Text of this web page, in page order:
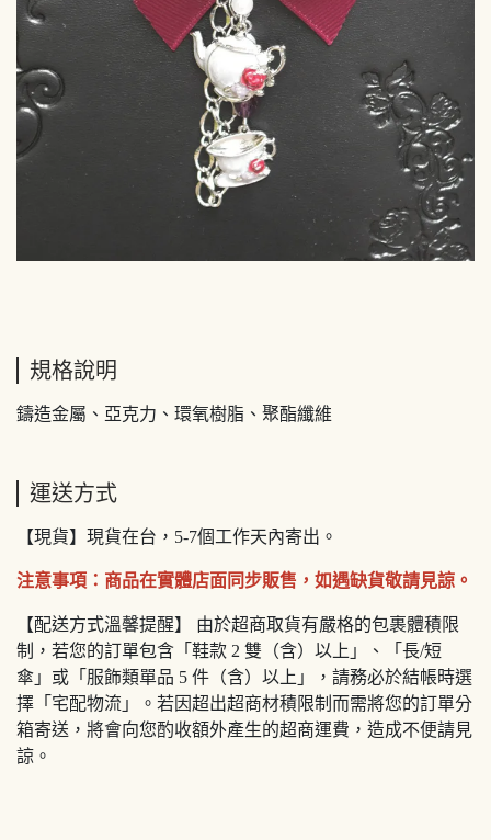
規格說明
鑄造金屬、亞克力、環氧樹脂、聚酯纖維
運送方式
【現貨】現貨在台，5-7個工作天內寄出。
注意事項：商品在實體店面同步販售，如遇缺貨敬請見諒。
【配送方式溫馨提醒】 由於超商取貨有嚴格的包裹體積限
制，若您的訂單包含「鞋款 2 雙（含）以上」、「長/短
傘」或「服飾類單品 5 件（含）以上」，請務必於結帳時選
擇「宅配物流」。若因超出超商材積限制而需將您的訂單分
箱寄送，將會向您酌收額外產生的超商運費，造成不便請見
諒。